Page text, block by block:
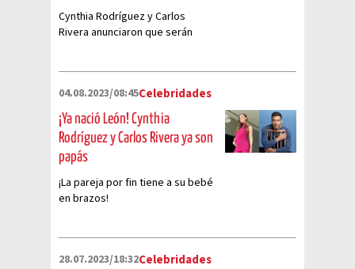
Cynthia Rodríguez y Carlos
Rivera anunciaron que serán
04.08.2023/08:45Celebridades
¡Ya nació León! Cynthia
Rodríguez y Carlos Rivera ya son
papás
¡La pareja por fin tiene a su bebé
en brazos!
28.07.2023/18:32Celebridades